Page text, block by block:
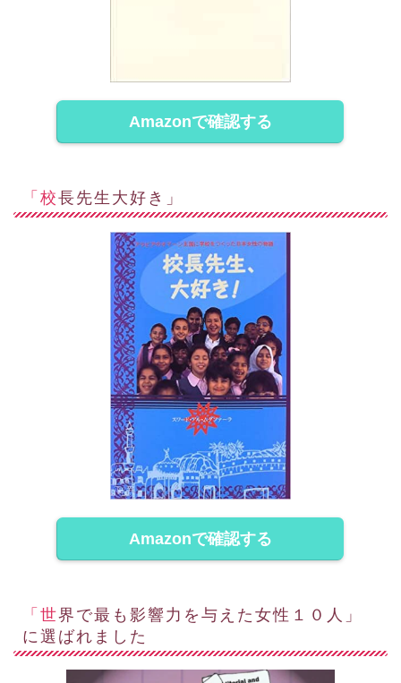
Amazonで確認する
「校長先生大好き」
Amazonで確認する
「世界で最も影響力を与えた女性１０人」
に選ばれました